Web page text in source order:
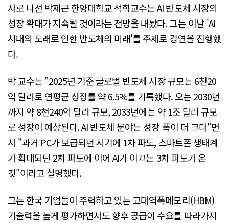
사로 나선 박재근 한양대학교 석학교수는 AI 반도체 시장의
성장 확대가 지속될 것이라는 전망을 내놨다. 그는 이날 'AI
시대의 도래로 인한 반도체의 미래'를 주제로 강연을 진행했
다.
박 교수는 "2025년 기준 글로벌 반도체 시장 규모는 6천20
억 달러로 연평균 성장률 약 6.5%를 기록했다. 오는 2030년
까지 약 8천240억 달러 규모, 2033년에는 약 1조 달러 규모
로 성장이 예상된다. AI 반도체 분야는 성장 폭이 더 크다"면
서 "과거 PC가 보급되던 시기에 1차 파도, 스마트폰 생태계
가 확대되던 2차 파도에 이어 AI가 이끄는 3차 파도가 온
것"이라고 설명했다.
그는 한국 기업들이 주력하고 있는 고대역폭메모리(HBM)
기술력을 높게 평가하면서도 향후 공급이 수요를 따라가지